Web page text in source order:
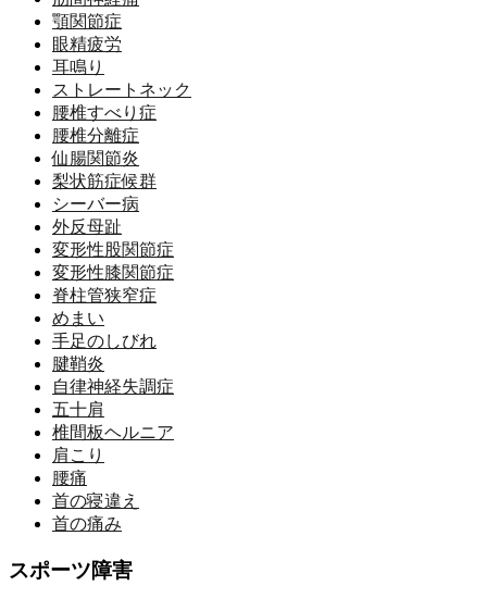
顎関節症
眼精疲労
耳鳴り
ストレートネック
腰椎すべり症
腰椎分離症
仙腸関節炎
梨状筋症候群
シーバー病
外反母趾
変形性股関節症
変形性膝関節症
脊柱管狭窄症
めまい
手足のしびれ
腱鞘炎
自律神経失調症
五十肩
椎間板ヘルニア
肩こり
腰痛
首の寝違え
首の痛み
スポーツ障害